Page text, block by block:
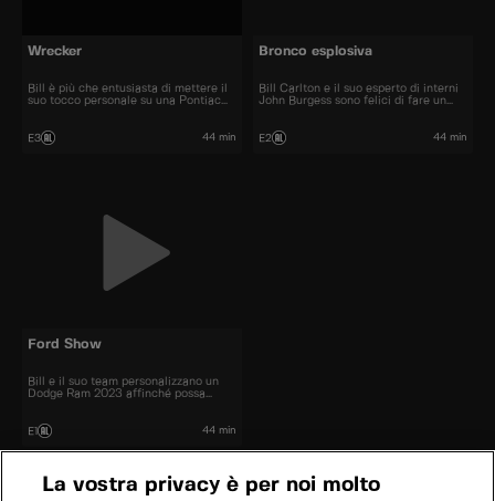
Wrecker
Bill è più che entusiasta di mettere il
suo tocco personale su una Pontiac
E3 44 min
Bronco esplosiva
Bill Carlton e il suo esperto di interni
John Burgess sono felici di fare un
E2 44 min
Ford Show
Bill e il suo team personalizzano un
Dodge Ram 2023 affinché possa
E1 44 min
La vostra privacy è per noi molto